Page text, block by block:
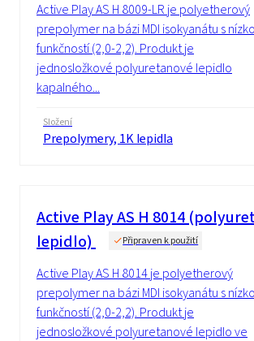
Active Play AS H 8009-LR je polyetherový
prepolymer na bázi MDI isokyanátu s
funkčností (2,0-2,2). Produkt je
jednosložkové polyuretanové lepidlo
kapalného...
Složení
Prepolymery, 1K lepidla
Active Play AS H 8014
lepidlo)
Připraven k použití
Active Play AS H 8014 je polyetherový
prepolymer na bázi MDI isokyanátu s
funkčností (2,0-2,2). Produkt je
jednosložkové polyuretanové lepidlo ve